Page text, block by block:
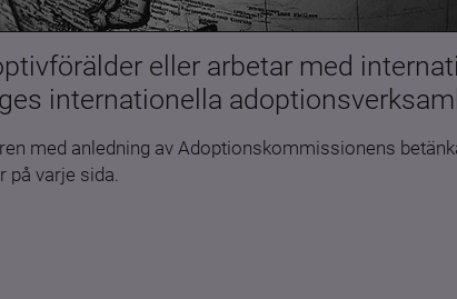
eller arbetar med
internationella
med anledning av Adoptionskommissionens
varje sida.